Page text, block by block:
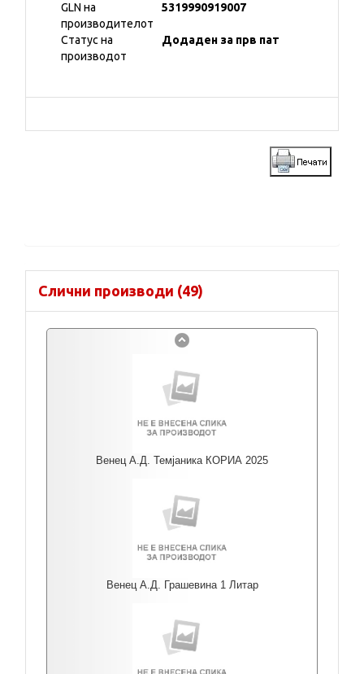
GLN на
производителот
5319990919007
Статус на
производот
Додаден за прв пат
Слични производи (49)
Венец А.Д. Темјаника КОРИА 2025
Венец А.Д. Грашевина 1 Литар